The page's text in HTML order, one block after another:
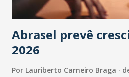
Abrasel prevê
2026
Por Lauriberto Carneiro Braga